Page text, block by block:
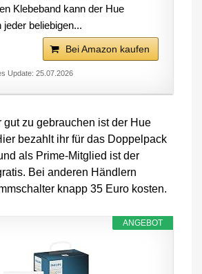
Klebeband kann der Hue
jeder beliebigen...
Bei Amazon kaufen
Update: 25.07.2026
gut zu gebrauchen ist der Hue
bezahlt ihr für das Doppelpack
als Prime-Mitglied ist der
Bei anderen Händlern
knapp 35 Euro kosten.
ANGEBOT